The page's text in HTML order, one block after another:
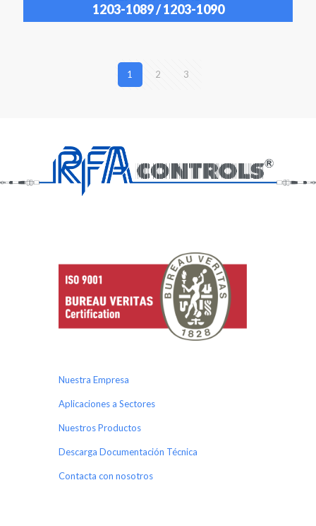
1203-1089 / 1203-1090
1 2 3
Nuestra Empresa
Aplicaciones a Sectores
Nuestros Productos
Descarga Documentación Técnica
Contacta con nosotros